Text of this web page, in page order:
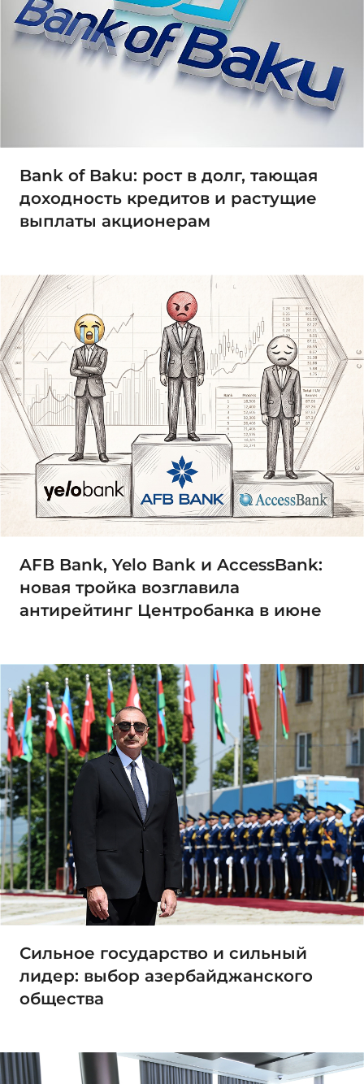
Bank of Baku: рост в долг, тающая
доходность кредитов и растущие
выплаты акционерам
AFB Bank, Yelo Bank и AccessBank:
новая тройка возглавила
антирейтинг Центробанка в июне
Сильное государство и сильный
лидер: выбор азербайджанского
общества